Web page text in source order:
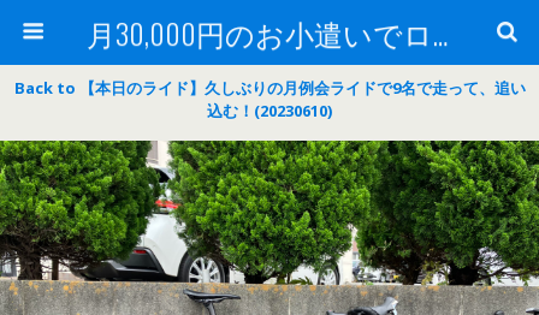
月30,000円のお小遣いでロードバイク
Back to 【本日のライド】久しぶりの月例会ライドで9名で走って、追い
込む！(20230610)